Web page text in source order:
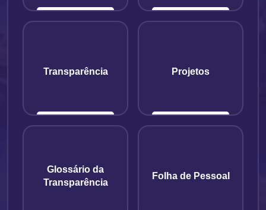
Transparência Projetos
Glossário da
Transparência
Folha de Pessoal